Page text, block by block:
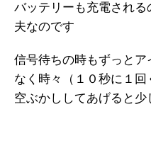
バッテリーも充電され
夫なのです
信号待ちの時もずっと
なく時々（１０秒に１回
空ぶかししてあげると